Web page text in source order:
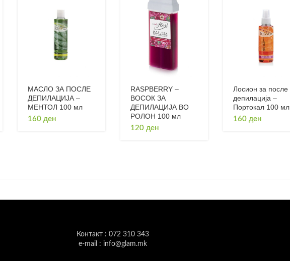
МАСЛО ЗА ПОСЛЕ
ДЕПИЛАЦИЈА –
МЕНТОЛ 100 мл
160ден
RASPBERRY –
ВОСОК ЗА
ДЕПИЛАЦИЈА ВО
РОЛОН 100 мл
120 ден
Лосион за после
депилација –
Портокал 100 мл
160 ден
Контакт : 072 310 343
e-mail : info@glam.mk